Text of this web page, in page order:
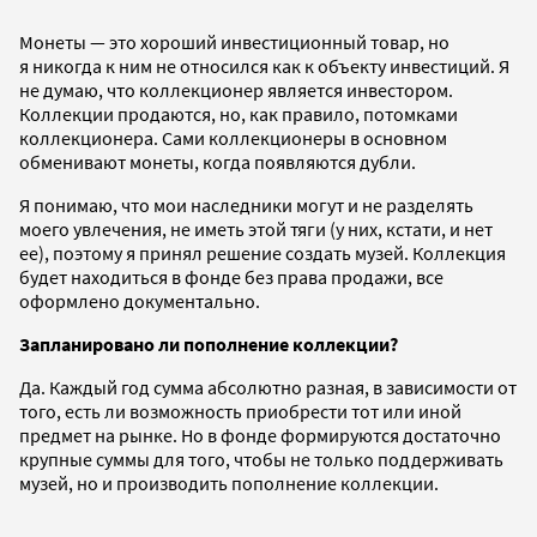
Монеты — это хороший инвестиционный товар, но
я никогда к ним не относился как к объекту инвестиций. Я
не думаю, что коллекционер является инвестором.
Коллекции продаются, но, как правило, потомками
коллекционера. Сами коллекционеры в основном
обменивают монеты, когда появляются дубли.
Я понимаю, что мои наследники могут и не разделять
моего увлечения, не иметь этой тяги (у них, кстати, и нет
ее), поэтому я принял решение создать музей. Коллекция
будет находиться в фонде без права продажи, все
оформлено документально.
Запланировано ли пополнение коллекции?
Да. Каждый год сумма абсолютно разная, в зависимости от
того, есть ли возможность приобрести тот или иной
предмет на рынке. Но в фонде формируются достаточно
крупные суммы для того, чтобы не только поддерживать
музей, но и производить пополнение коллекции.